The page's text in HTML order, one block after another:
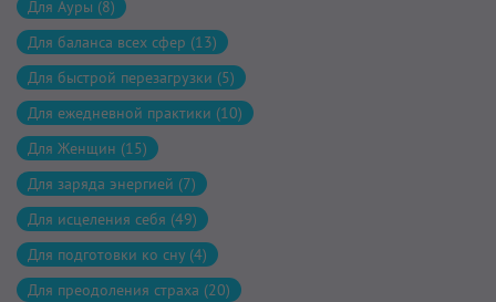
Для Ауры (8)
Для баланса всех сфер (13)
Для быстрой перезагрузки (5)
Для ежедневной практики (10)
Для Женщин (15)
Для заряда энергией (7)
Для исцеления себя (49)
Для подготовки ко сну (4)
Для преодоления страха (20)